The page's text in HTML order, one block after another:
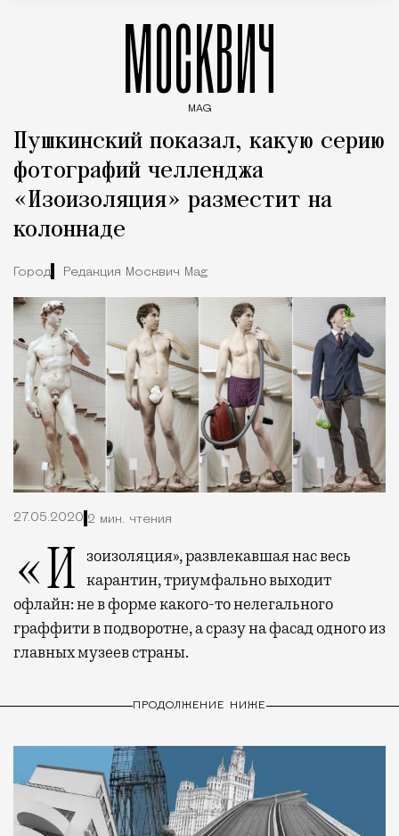
МОСКВИЧ
MAG
Пушкинский показал, какую серию
фотографий челленджа
«Изоизоляция» разместит на
колоннаде
Город Редакция Москвич Mag
27.05.2020 2 мин. чтения
«Изоизоляция», развлекавшая нас весь карантин, триумфально выходит
офлайн: не в форме какого-то нелегального
граффити в подворотне, а сразу на фасад одного из
главных музеев страны.
ПРОДОЛЖЕНИЕ НИЖЕ